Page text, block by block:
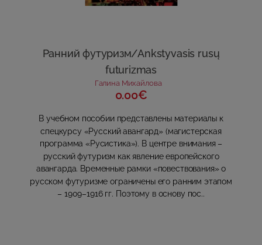
Ранний футуризм/Ankstyvasis rusų
futurizmas
Галина Михайлова
0.00€
В учебном пособии представлены материалы к
спецкурсу «Русский авангард» (магистерская
программа «Русистика»). В центре внимания –
русский футуризм как явление европейского
авангарда. Временные рамки «повествования» о
русском футуризме ограничены его ранним этапом
– 1909–1916 гг. Поэтому в основу пос..